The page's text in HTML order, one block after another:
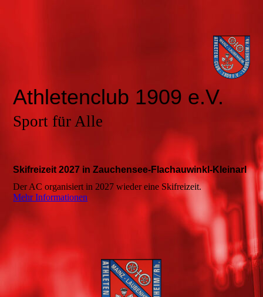
Athletenclub 1909 e.V.
Sport für Alle
Skifreizeit 2027 in Zauchensee-Flachauwinkl-Kleinarl
Der AC organisiert in 2027 wieder eine Skifreizeit.
Mehr Informationen